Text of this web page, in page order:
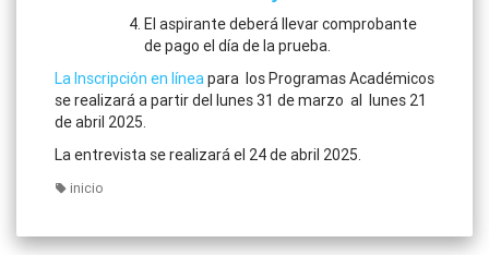
El aspirante deberá llevar comprobante
de pago el día de la prueba.
La Inscripción en línea para los Programas Académicos
se realizará a partir del lunes 31 de marzo al lunes 21
de abril 2025.
La entrevista se realizará el 24 de abril 2025.
inicio